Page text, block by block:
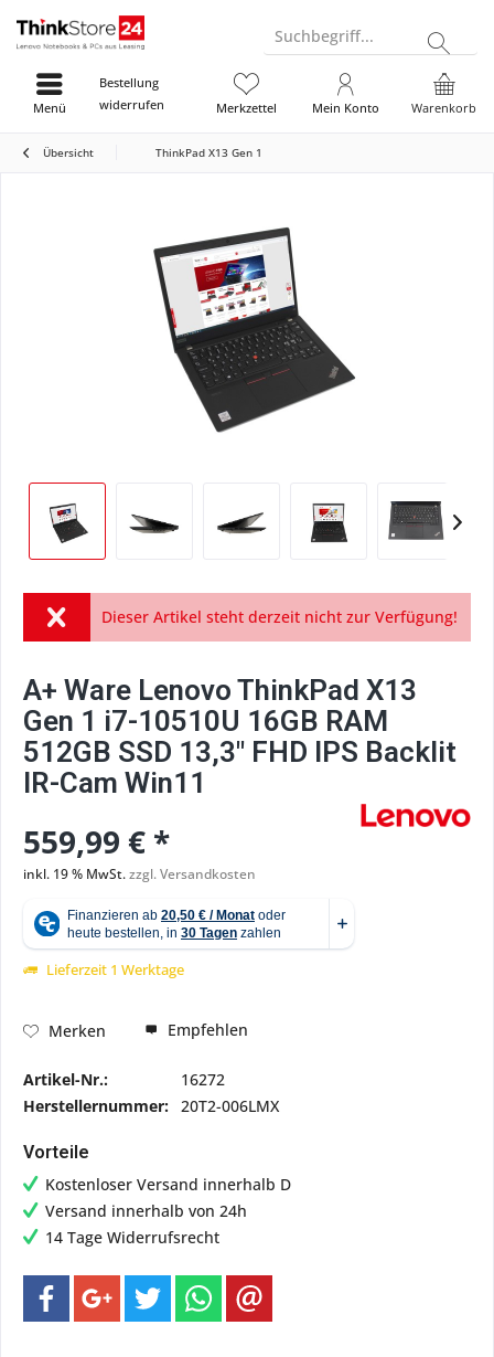
Suchbegriff...
Bestellung
widerrufen
Warenkorb
Merkzettel Mein Konto
Menü
Übersicht ThinkPad X13 Gen 1
Dieser Artikel steht derzeit nicht zur Verfügung!
A+ Ware Lenovo ThinkPad X13
Gen 1 i7-10510U 16GB RAM
512GB SSD 13,3" FHD IPS Backlit
IR-Cam Win11
559,99 € *
inkl. 19 % MwSt.zzgl. Versandkosten
Lieferzeit 1 Werktage
Merken Empfehlen
Artikel-Nr.:
16272
Herstellernummer: 20T2-006LMX
Vorteile
Kostenloser Versand innerhalb D
Versand innerhalb von 24h
14 Tage Widerrufsrecht